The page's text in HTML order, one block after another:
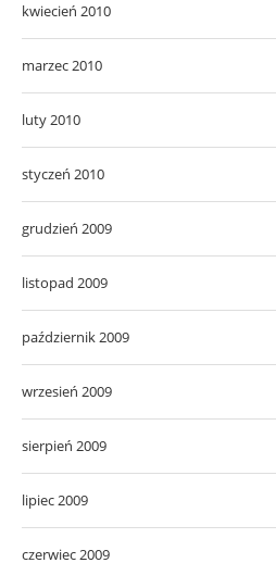
kwiecień 2010
marzec 2010
luty 2010
styczeń 2010
grudzień 2009
listopad 2009
październik 2009
wrzesień 2009
sierpień 2009
lipiec 2009
czerwiec 2009